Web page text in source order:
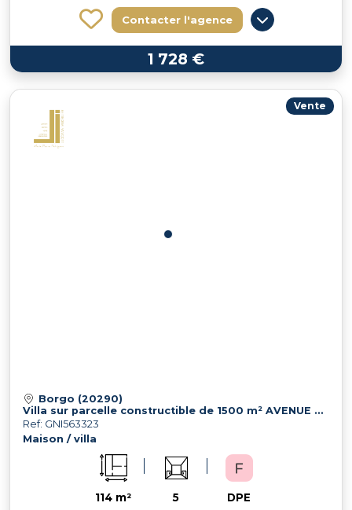
Contacter l'agence
1 728 €
Vente
Borgo (20290)
Villa sur parcelle constructible de 1500 m² AVENUE DE BORGO
Ref: GNI563323
Maison / villa
114 m² 5 DPE